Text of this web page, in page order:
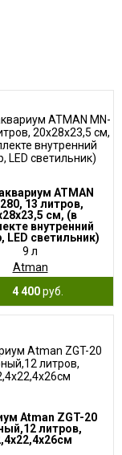
ATMAN
13 литров,
см, (в
внутренний
LED светильник)
9 л
Atman
4 400руб.
Atman ZGT-20
литров,